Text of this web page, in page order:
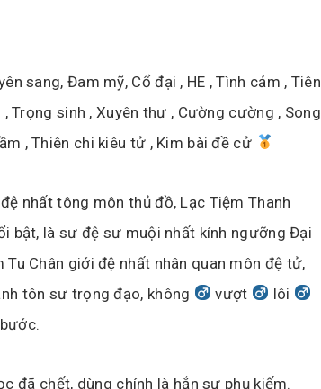
sang, Đam mỹ, Cổ đại , HE , Tình cảm , Tiên
, Trọng sinh , Xuyên thư , Cường cường , Song
, Thiên chi kiêu tử , Kim bài đề cử
nhất tông môn thủ đồ, Lạc Tiệm Thanh
bật, là sư đệ sư muội nhất kính ngưỡng Đại
Tu Chân giới đệ nhất nhân quan môn đệ tử,
tôn sư trọng đạo, không
vượt
lôi
bước.
đã chết, dùng chính là hắn sư phụ kiếm.